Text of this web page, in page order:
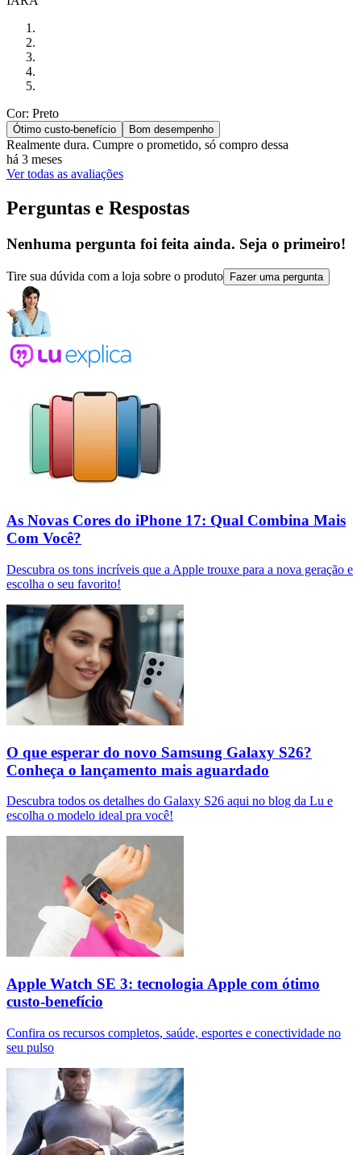
Cor: Preto
Ótimo custo-benefício Bom desempenho
Realmente dura. Cumpre o prometido, só compro dessa
há 3 meses
Ver todas as avaliações
Perguntas e Respostas
Nenhuma pergunta foi feita ainda. Seja o primeiro!
Tire sua dúvida com a loja sobre o produto Fazer uma pergunta
As Novas Cores do iPhone 17: Qual Combina Mais
Com Você?
Descubra os tons incríveis que a Apple trouxe para a nova geração e
escolha o seu favorito!
O que esperar do novo Samsung Galaxy S26?
Conheça o lançamento mais aguardado
Descubra todos os detalhes do Galaxy S26 aqui no blog da Lu e
escolha o modelo ideal pra você!
Apple Watch SE 3: tecnologia Apple com ótimo
custo-benefício
Confira os recursos completos, saúde, esportes e conectividade no
seu pulso